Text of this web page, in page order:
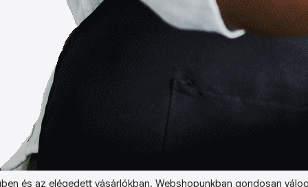
és az elégedett vásárlókban. Webshopunkban gondosan